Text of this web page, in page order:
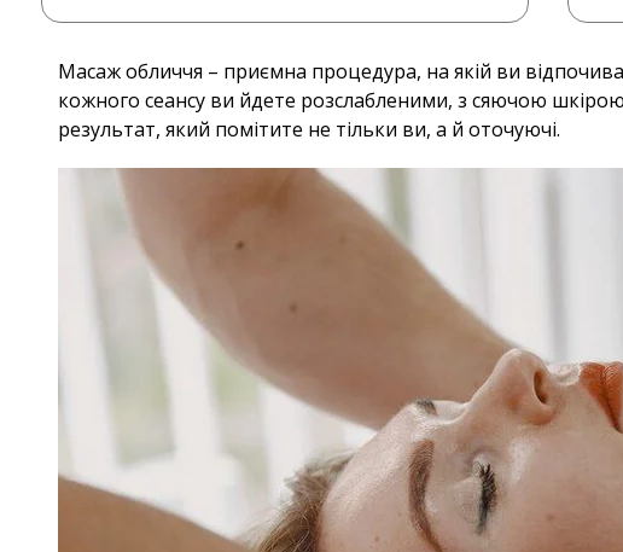
Масаж обличчя – приємна процедура, на якій ви
кожного сеансу ви йдете розслабленими, з сяючою
результат, який помітите не тільки ви, а й оточуючі.